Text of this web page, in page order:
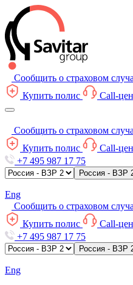
Сообщить о страховом
Купить полис
Call-
Сообщить о страховом
Купить полис
Call-
+7 495 987 17 75
Россия - ВЗР
Eng
Сообщить о страховом
Купить полис
Call-
+7 495 987 17 75
Россия - ВЗР
Eng